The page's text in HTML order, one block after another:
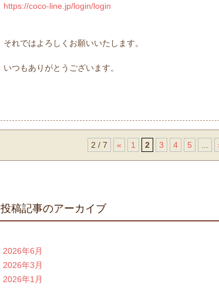
https://coco-line.jp/login/login
それではよろしくお願いいたします。
いつもありがとうございます。
2 / 7 « 1 2 3 4 5
投稿記事のアーカイブ
2026年6月
2026年3月
2026年1月